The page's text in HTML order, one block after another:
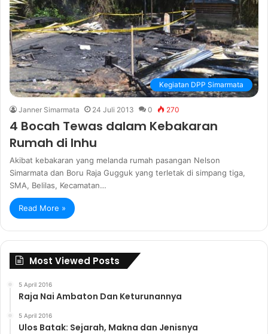
Kegiatan DPP Simarmata
Janner Simarmata 24 Juli 2013 0 270
4 Bocah Tewas dalam Kebakaran
Rumah di Inhu
Akibat kebakaran yang melanda rumah pasangan Nelson
Simarmata dan Boru Raja Gugguk yang terletak di simpang tiga,
SMA, Belilas, Kecamatan…
Read More »
Most Viewed Posts
5 April 2016
Raja Nai Ambaton Dan Keturunannya
5 April 2016
Ulos Batak: Sejarah, Makna dan Jenisnya